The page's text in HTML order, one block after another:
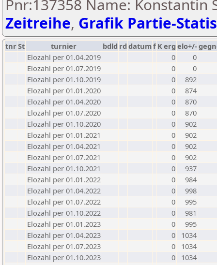
Pnr:137358 Name: Konstantin
Zeitreihe, Grafik Partie-
tnrSt turnier bdld rd datumf Kerg elo+/-
Elozahl per 01.04.2019
0
0
Elozahl per 01.07.2019
0
0
Elozahl per 01.10.2019
0
892
Elozahl per 01.01.2020
0
874
Elozahl per 01.04.2020
0
870
Elozahl per 01.07.2020
0
870
Elozahl per 01.10.2020
0
902
Elozahl per 01.01.2021
0
902
Elozahl per 01.04.2021
0
902
Elozahl per 01.07.2021
0
902
Elozahl per 01.10.2021
0
937
Elozahl per 01.01.2022
0
984
Elozahl per 01.04.2022
0
998
Elozahl per 01.07.2022
0
995
Elozahl per 01.10.2022
0
981
Elozahl per 01.01.2023
0
995
Elozahl per 01.04.2023
0
1034
Elozahl per 01.07.2023
0
1034
Elozahl per 01.10.2023
0
1034